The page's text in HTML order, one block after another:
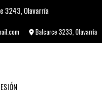
3243, Olavarría
Balcarce 3233, Olavarría